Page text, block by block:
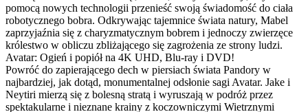
pomocą nowych technologii przenieść swoją świadomość do ciała
robotycznego bobra. Odkrywając tajemnice świata natury, Mabel
zaprzyjaźnia się z charyzmatycznym bobrem i jednoczy zwierzęce
królestwo w obliczu zbliżającego się zagrożenia ze strony ludzi.
Avatar: Ogień i popiół na 4K UHD, Blu-ray i DVD!
Powróć do zapierającego dech w piersiach świata Pandory w
najbardziej, jak dotąd, monumentalnej odsłonie sagi Avatar. Jake i
Neytiri mierzą się z bolesną stratą i wyruszają w podróż przez
spektakularne i nieznane krainy z koczowniczymi Wietrznymi